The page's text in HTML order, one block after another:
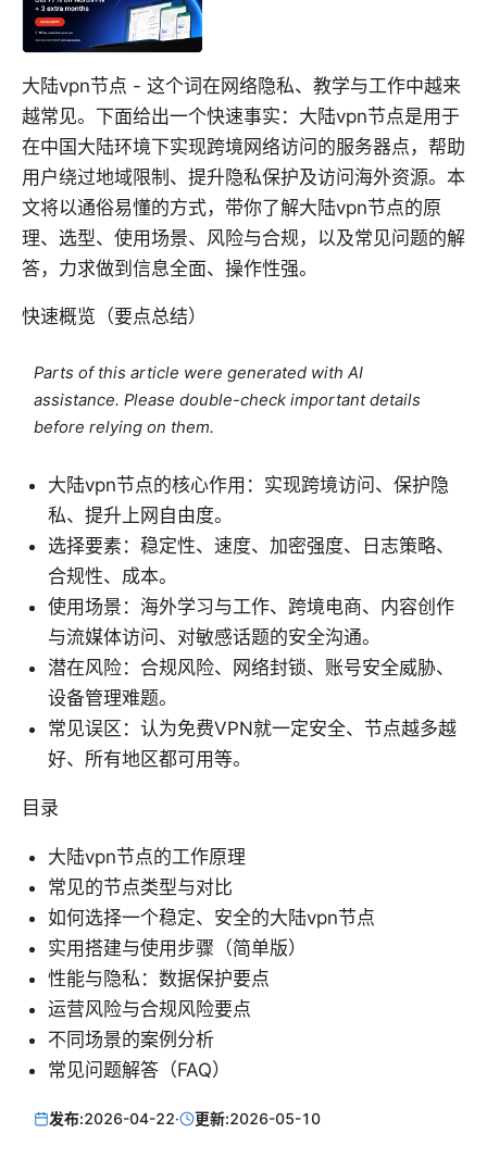
大陆vpn节点 - 这个词在网络隐私、教学与工作中越来
越常见。下面给出一个快速事实：大陆vpn节点是用于
在中国大陆环境下实现跨境网络访问的服务器点，帮助
用户绕过地域限制、提升隐私保护及访问海外资源。本
文将以通俗易懂的方式，带你了解大陆vpn节点的原
理、选型、使用场景、风险与合规，以及常见问题的解
答，力求做到信息全面、操作性强。
快速概览（要点总结）
Parts of this article were generated with AI
assistance. Please double-check important details
before relying on them.
大陆vpn节点的核心作用：实现跨境访问、保护隐
私、提升上网自由度。
选择要素：稳定性、速度、加密强度、日志策略、
合规性、成本。
使用场景：海外学习与工作、跨境电商、内容创作
与流媒体访问、对敏感话题的安全沟通。
潜在风险：合规风险、网络封锁、账号安全威胁、
设备管理难题。
常见误区：认为免费VPN就一定安全、节点越多越
好、所有地区都可用等。
目录
大陆vpn节点的工作原理
常见的节点类型与对比
如何选择一个稳定、安全的大陆vpn节点
实用搭建与使用步骤（简单版）
性能与隐私：数据保护要点
运营风险与合规风险要点
不同场景的案例分析
常见问题解答（FAQ）
发布:2026-04-22· 更新:2026-05-10